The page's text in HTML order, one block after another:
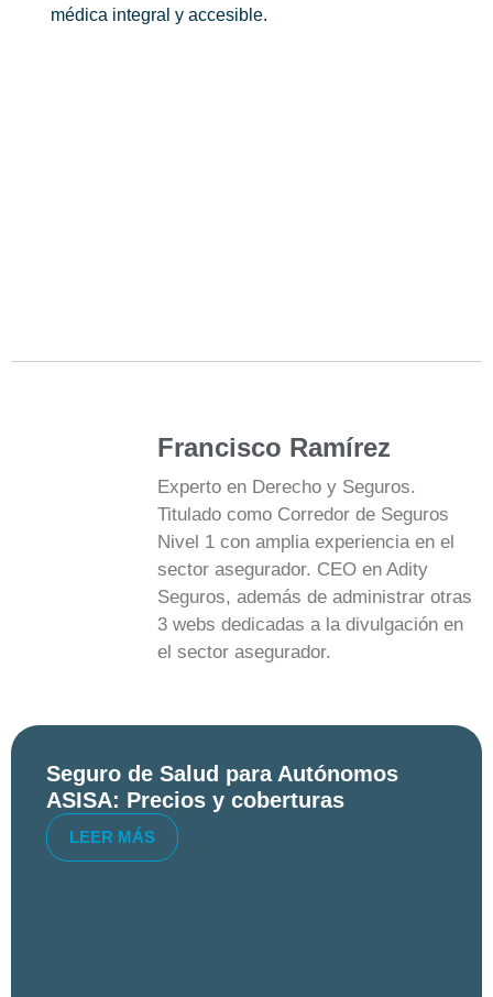
médica integral y accesible.
Francisco Ramírez
Experto en Derecho y Seguros.
Titulado como Corredor de Seguros
Nivel 1 con amplia experiencia en el
sector asegurador. CEO en Adity
Seguros, además de administrar otras
3 webs dedicadas a la divulgación en
el sector asegurador.
Seguro de Salud para Autónomos
ASISA: Precios y coberturas
LEER MÁS